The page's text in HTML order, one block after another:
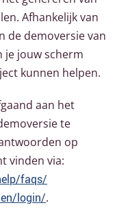
Afhankelijk van
de demoversie van
je jouw scherm
kunnen helpen.
aan het
te
op
vinden via:
faqs/
login/.